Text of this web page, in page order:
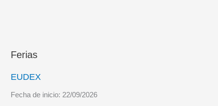
Ferias
EUDEX
Fecha de inicio: 22/09/2026